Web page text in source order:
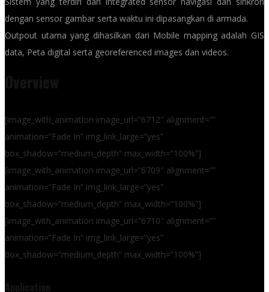
dengan sensor gambar serta waktu ini dipasangkan di armada.
Outpout utama yang dihasilkan dari Mobile mapping adalah GIS
data, Peta digital serta georeferenced images dan videos.
[image_with_animation image_url=”6712″ alignment=””
animation=”Fade In” img_link_large=”yes”
box_shadow=”medium_depth” max_width=”100%”]
[image_with_animation image_url=”6709″ alignment=””
animation=”Fade In” img_link_large=”yes”
box_shadow=”medium_depth” max_width=”100%”]
[image_with_animation image_url=”6710″ alignment=””
animation=”Fade In” img_link_large=”yes”
box_shadow=”medium_depth” max_width=”100%”]